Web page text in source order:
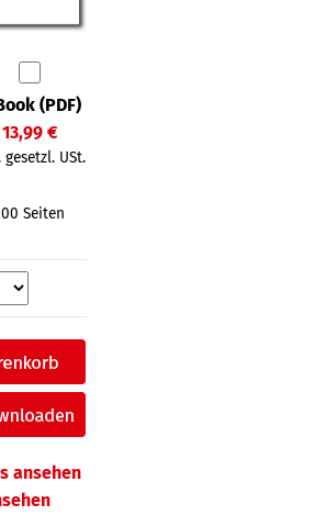
(PDF)
13,99 €
gesetzl. USt.
Seiten
ansehen